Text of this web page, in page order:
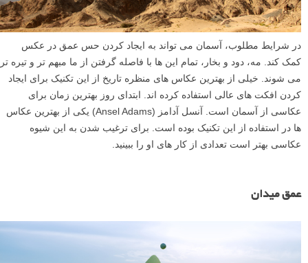
در شرایط مطلوب، آسمان می تواند به ایجاد کردن حس عمق در عکس
کمک کند. مه، دود و بخار، تمام این ها با فاصله گرفتن از ما مبهم تر و تیره تر
می شوند. خیلی از بهترین عکاس های منظره تاریخ از این تکنیک برای ایجاد
کردن افکت های عالی استفاده کرده اند. ابتدای روز بهترین زمان برای
عکاسی از آسمان است. آنسل آدامز (Ansel Adams) یکی از بهترین عکاس
ها در استفاده از این تکنیک بوده است. برای ترغیب شدن به این شیوه
عکاسی بهتر است تعدادی از کار های او را ببینید.
عمق میدان